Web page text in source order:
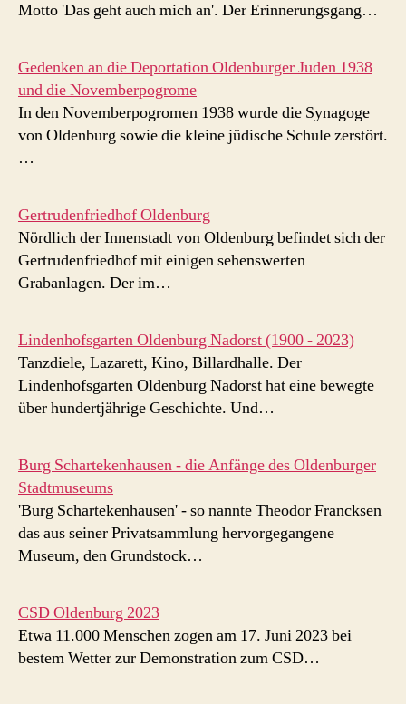
Motto 'Das geht auch mich an'. Der Erinnerungsgang…
Gedenken an die Deportation Oldenburger Juden 1938
und die Novemberpogrome
In den Novemberpogromen 1938 wurde die Synagoge
von Oldenburg sowie die kleine jüdische Schule zerstört.
…
Gertrudenfriedhof Oldenburg
Nördlich der Innenstadt von Oldenburg befindet sich der
Gertrudenfriedhof mit einigen sehenswerten
Grabanlagen. Der im…
Lindenhofsgarten Oldenburg Nadorst (1900 - 2023)
Tanzdiele, Lazarett, Kino, Billardhalle. Der
Lindenhofsgarten Oldenburg Nadorst hat eine bewegte
über hundertjährige Geschichte. Und…
Burg Schartekenhausen - die Anfänge des Oldenburger
Stadtmuseums
'Burg Schartekenhausen' - so nannte Theodor Francksen
das aus seiner Privatsammlung hervorgegangene
Museum, den Grundstock…
CSD Oldenburg 2023
Etwa 11.000 Menschen zogen am 17. Juni 2023 bei
bestem Wetter zur Demonstration zum CSD…